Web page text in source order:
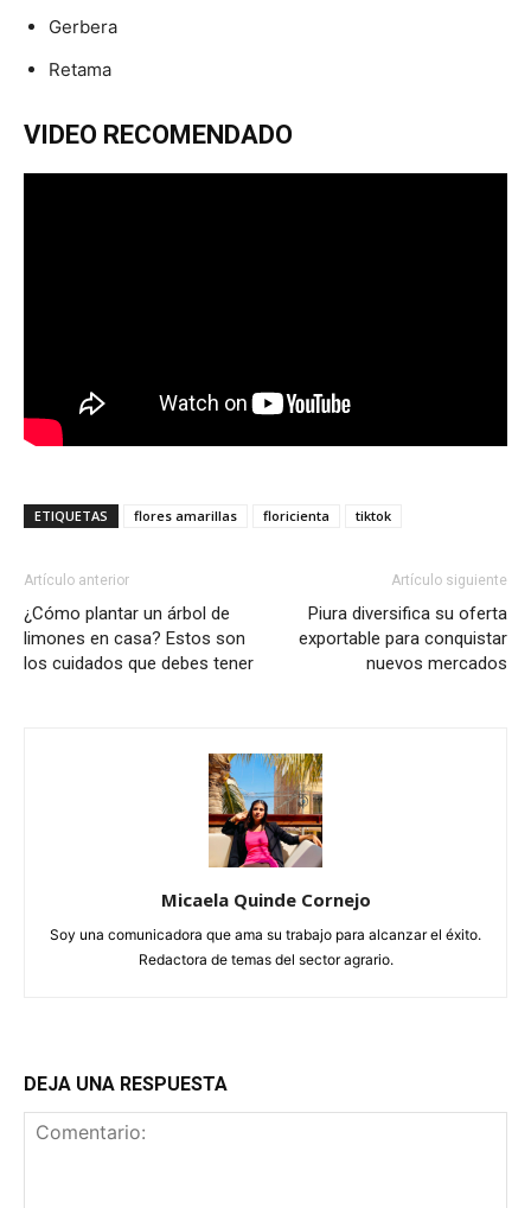
Gerbera
Retama
VIDEO RECOMENDADO
ETIQUETAS flores amarillas floricienta tiktok
Artículo anterior
¿Cómo plantar un árbol de
limones en casa? Estos son
los cuidados que debes tener
Artículo siguiente
Piura diversifica su oferta
exportable para conquistar
nuevos mercados
Micaela Quinde Cornejo
Soy una comunicadora que ama su trabajo para alcanzar el éxito.
Redactora de temas del sector agrario.
DEJA UNA RESPUESTA